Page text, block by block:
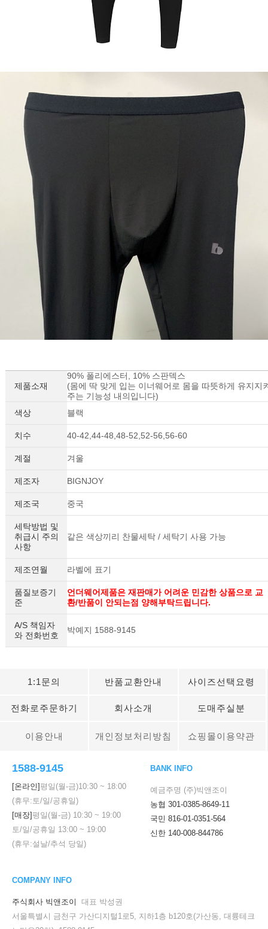
세요!
제품소재
90% 폴리에스터, 10% 스판덱스
(몸에 딱 맞게 입는 이너웨어로 몸을 따뜻하게 유지지
주는 기능성 내의입니다)
색상
블랙
치수 40-42,44-48,48-52,52-56,56-60
계절 겨울
제조자 BIGNJOY
제조국 중국
세탁방법 및
취급시 주의
사항
같은 색상끼리 찬물세탁 / 세탁기 사용 가능
제조연월 라벨에 표기
품질보증기
준
언더웨어제품은 재판매가 어려운 민감한 상품으로 교
환/반품이 안되는점 양해부탁드립니다.
A/S 책임자
와 전화번호
박예지 1588-9145
1:1문의 반품교환안내 사이즈선택요령
전화로주문하기 회사소개 도매주실분
이용안내 개인정보처리방침 쇼핑몰이용약관
1588-9145
[온라인]평일(월-금)10:30 ~ 18:00
(휴무:토/일/공휴일)
[매장]평일(월-금) 10:30 ~ 19:00
토/일/공휴일 13:00 ~ 19:00
(휴무:설날/추석 당일)
BANK INFO
예금주명 (주)빅앤조이
농협 301-0385-8649-11
국민 816-01-0351-564
신한 140-008-844786
COMPANY INFO
주식회사 빅앤조이
대표 박성권
서울특별시 금천구 가산디지털1로5, 지하1층 b120호(가산동, 대륭테크